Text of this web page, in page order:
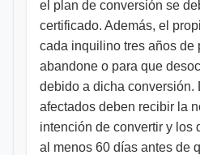
el plan de conversión se
certificado. Además, el
cada inquilino tres años de
abandone o para que
debido a dicha conversión.
afectados deben recibir la
intención de convertir y los
al menos 60 días antes de